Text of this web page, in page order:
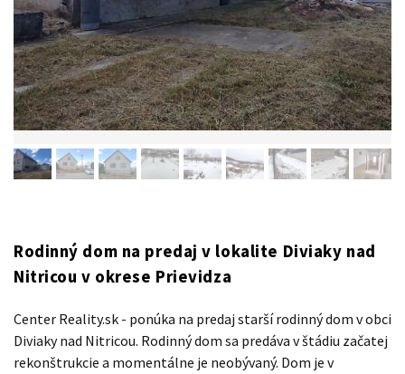
Rodinný dom na predaj v lokalite Diviaky nad
Nitricou v okrese Prievidza
Center Reality.sk - ponúka na predaj starší rodinný dom v obci
Diviaky nad Nitricou. Rodinný dom sa predáva v štádiu začatej
rekonštrukcie a momentálne je neobývaný. Dom je v